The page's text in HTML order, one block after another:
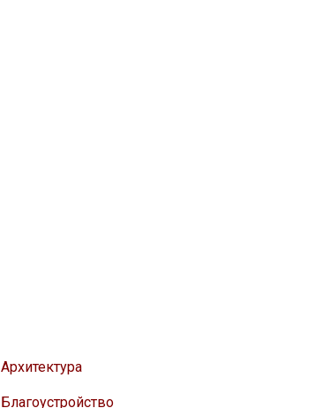
Архитектура
Благоустройство